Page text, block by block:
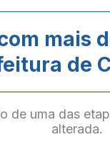
mais
de
de uma das
alterada.